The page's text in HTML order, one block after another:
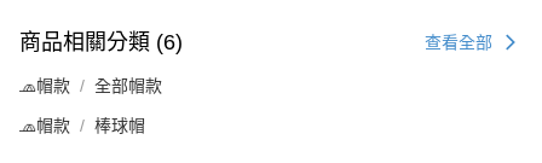
商品相關分類 (6) 查看全部
🧢帽款 全部帽款
🧢帽款 棒球帽